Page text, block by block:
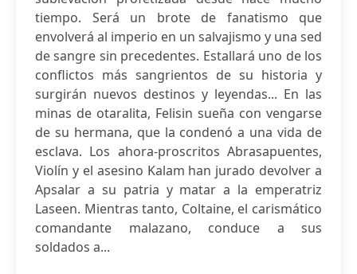
tiempo. Será un brote de fanatismo que
envolverá al imperio en un salvajismo y una sed
de sangre sin precedentes. Estallará uno de los
conflictos más sangrientos de su historia y
surgirán nuevos destinos y leyendas... En las
minas de otaralita, Felisin sueña con vengarse
de su hermana, que la condenó a una vida de
esclava. Los ahora-proscritos Abrasapuentes,
Violín y el asesino Kalam han jurado devolver a
Apsalar a su patria y matar a la emperatriz
Laseen. Mientras tanto, Coltaine, el carismático
comandante malazano, conduce a sus
soldados a...